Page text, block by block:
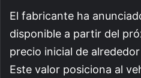
El fabricante ha
disponible a partir del
precio inicial de
Este valor posiciona al